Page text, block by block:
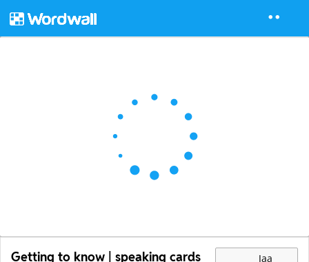
Getting to know | speaking cards Jaa